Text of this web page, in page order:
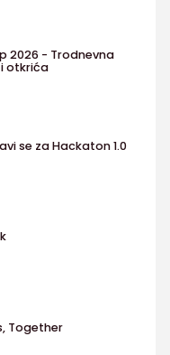
2026 - Trodnevna
otkrića
se za Hackaton 1.0
Together